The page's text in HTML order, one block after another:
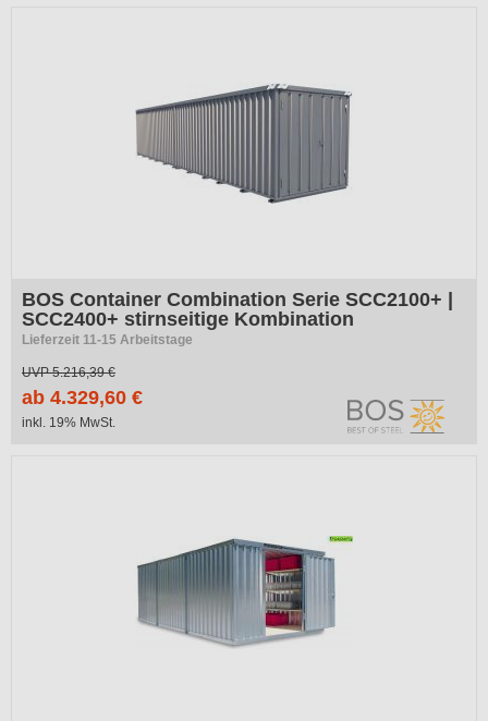
BOS Container Combination Serie SCC2100+ |
SCC2400+ stirnseitige Kombination
Lieferzeit 11-15 Arbeitstage
UVP5.216,39 €
ab 4.329,60 €
inkl. 19% MwSt.